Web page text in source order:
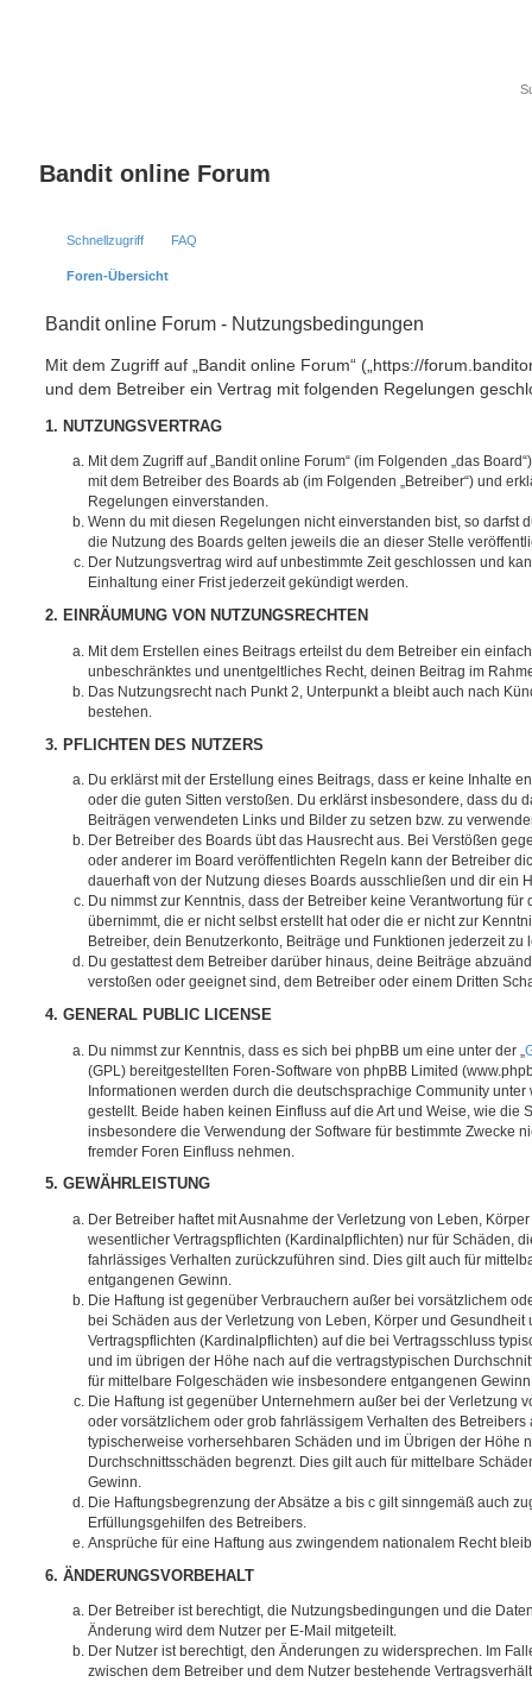
Bandit online Forum
Schnellzugriff FAQ
Foren-Übersicht
Bandit online Forum - Nutzungsbedingungen
Mit dem Zugriff auf „Bandit online Forum“ („https://
und dem Betreiber ein Vertrag mit folgenden Regelungen
1. NUTZUNGSVERTRAG
Mit dem Zugriff auf „Bandit online Forum“ (im Folgenden „das
mit dem Betreiber des Boards ab (im Folgenden „Betreiber“) und
Regelungen einverstanden.
Wenn du mit diesen Regelungen nicht einverstanden bist, so darfst
die Nutzung des Boards gelten jeweils die an dieser Stelle
Der Nutzungsvertrag wird auf unbestimmte Zeit geschlossen und
Einhaltung einer Frist jederzeit gekündigt werden.
2. EINRÄUMUNG VON NUTZUNGSRECHTEN
Mit dem Erstellen eines Beitrags erteilst du dem Betreiber ein
unbeschränktes und unentgeltliches Recht, deinen Beitrag im
Das Nutzungsrecht nach Punkt 2, Unterpunkt a bleibt auch nach
bestehen.
3. PFLICHTEN DES NUTZERS
Du erklärst mit der Erstellung eines Beitrags, dass er keine Inhalte
oder die guten Sitten verstoßen. Du erklärst insbesondere, dass du
Beiträgen verwendeten Links und Bilder zu setzen bzw. zu
Der Betreiber des Boards übt das Hausrecht aus. Bei Verstößen
oder anderer im Board veröffentlichten Regeln kann der Betreiber
dauerhaft von der Nutzung dieses Boards ausschließen und dir ein
Du nimmst zur Kenntnis, dass der Betreiber keine Verantwortung für
übernimmt, die er nicht selbst erstellt hat oder die er nicht zur
Betreiber, dein Benutzerkonto, Beiträge und Funktionen jederzeit zu
Du gestattest dem Betreiber darüber hinaus, deine Beiträge
verstoßen oder geeignet sind, dem Betreiber oder einem Dritten
4. GENERAL PUBLIC LICENSE
Du nimmst zur Kenntnis, dass es sich bei phpBB um eine unter der „
(GPL) bereitgestellten Foren-Software von phpBB Limited
Informationen werden durch die deutschsprachige Community unter
gestellt. Beide haben keinen Einfluss auf die Art und Weise, wie die
insbesondere die Verwendung der Software für bestimmte Zwecke
fremder Foren Einfluss nehmen.
5. GEWÄHRLEISTUNG
Der Betreiber haftet mit Ausnahme der Verletzung von Leben,
wesentlicher Vertragspflichten (Kardinalpflichten) nur für Schäden,
fahrlässiges Verhalten zurückzuführen sind. Dies gilt auch für
entgangenen Gewinn.
Die Haftung ist gegenüber Verbrauchern außer bei vorsätzlichem
bei Schäden aus der Verletzung von Leben, Körper und
Vertragspflichten (Kardinalpflichten) auf die bei Vertragsschluss
und im übrigen der Höhe nach auf die vertragstypischen
für mittelbare Folgeschäden wie insbesondere entgangenen
Die Haftung ist gegenüber Unternehmern außer bei der Verletzung
oder vorsätzlichem oder grob fahrlässigem Verhalten des Betreibers
typischerweise vorhersehbaren Schäden und im Übrigen der Höhe
Durchschnittsschäden begrenzt. Dies gilt auch für mittelbare
Gewinn.
Die Haftungsbegrenzung der Absätze a bis c gilt sinngemäß auch
Erfüllungsgehilfen des Betreibers.
Ansprüche für eine Haftung aus zwingendem nationalem Recht
6. ÄNDERUNGSVORBEHALT
Der Betreiber ist berechtigt, die Nutzungsbedingungen und die
Änderung wird dem Nutzer per E-Mail mitgeteilt.
Der Nutzer ist berechtigt, den Änderungen zu widersprechen. Im
zwischen dem Betreiber und dem Nutzer bestehende